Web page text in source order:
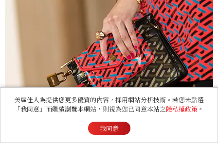
美麗佳人為提供您更多優質的內容，採用網站分析技術。若您未點選
「我同意」而繼續瀏覽本網站，則視為您已同意本站之隱私權政策 。
我同意